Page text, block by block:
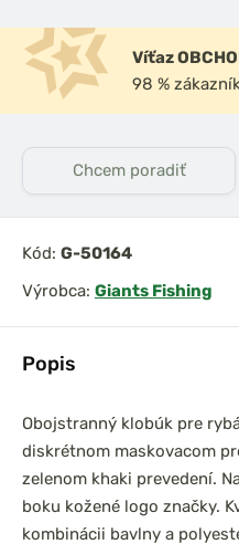
Popis
Obojstranný klobúk pre
diskrétnom maskovacom
zelenom khaki prevedení.
boku kožené logo značky.
kombinácii bavlny a
Víťaz
98 %
Chcem poradiť
Kód: G-50164
Výrobca: Giants Fishing